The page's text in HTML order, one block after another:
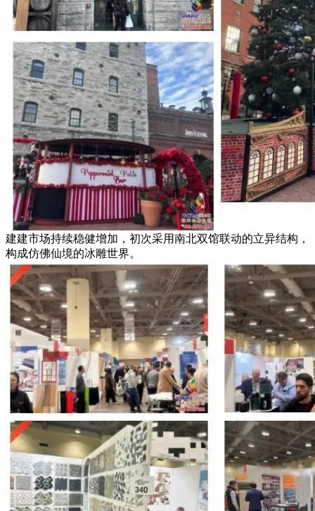
建建市场持续稳健增加，初次采用南北双馆联动的立异结构，
构成仿佛仙境的冰雕世界。